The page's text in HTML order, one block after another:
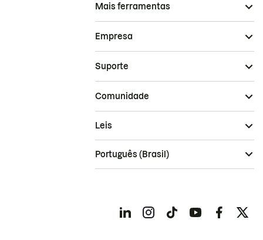
Mais ferramentas
Empresa
Suporte
Comunidade
Leis
Português (Brasil)